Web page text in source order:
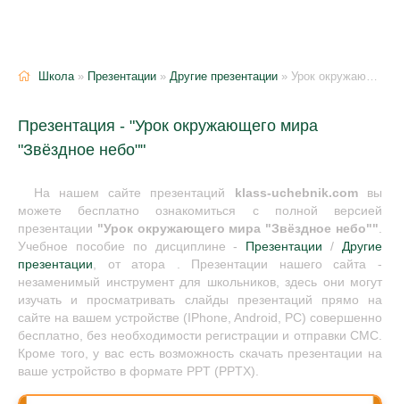
Школа» Презентации » Другие презентации » Урок окружающего мира "Звёздное небо"
Презентация - "Урок окружающего мира
"Звёздное небо""
На нашем сайте презентаций klass-uchebnik.comвы
можете бесплатно ознакомиться с полной версией
презентации "Урок окружающего мира "Звёздное небо"".
Учебное пособие по дисциплине -
Презентации /Другие
презентации, от атора . Презентации нашего сайта -
незаменимый инструмент для школьников, здесь они могут
изучать и просматривать слайды презентаций прямо на
сайте на вашем устройстве (IPhone, Android, PC) совершенно
бесплатно, без необходимости регистрации и отправки СМС.
Кроме того, у вас есть возможность скачать презентации на
ваше устройство в формате PPT (PPTX).